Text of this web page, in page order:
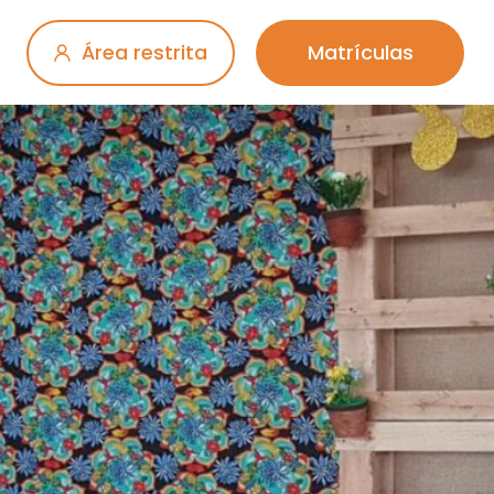
Área restrita Matrículas